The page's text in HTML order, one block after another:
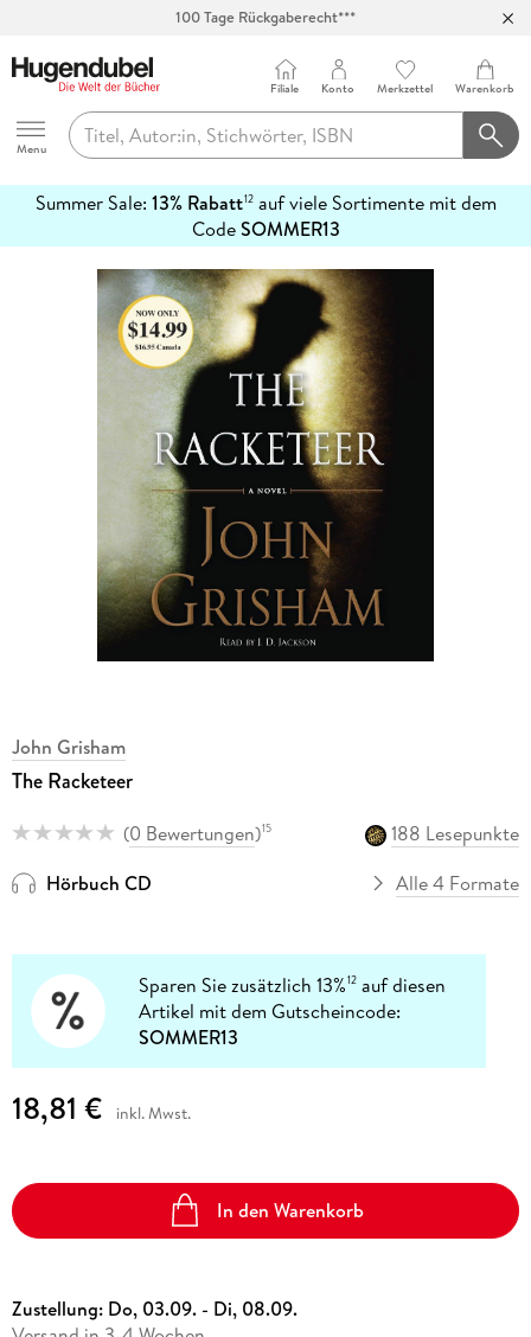
100 Tage Rückgaberecht***
Hugendubel
Menu
Filiale Konto Merkzettel Warenkorb
Summer Sale: 13% Rabatt12auf viele Sortimente mit dem
CodeSOMMER13
erfahren
John Grisham
The Racketeer
(0 Bewertungen)15
188 Lesepunkte
Hörbuch CD
Alle 4 Formate
Sparen Sie zusätzlich 13%12 auf diesen
Artikel mit dem Gutscheincode:
SOMMER13
18,81 € inkl. Mwst.
In den Warenkorb
Zustellung: Do, 03.09. - Di, 08.09.